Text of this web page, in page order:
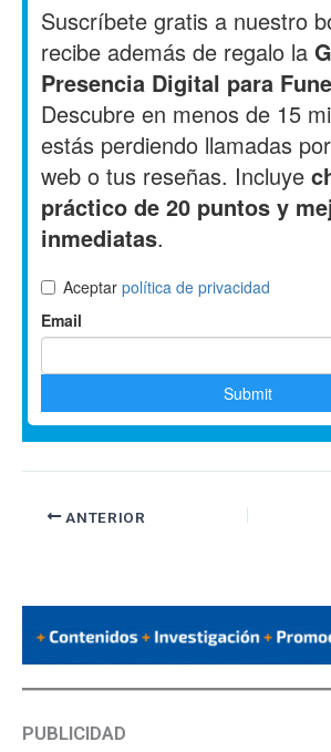
ANTERIOR
PUBLICIDAD